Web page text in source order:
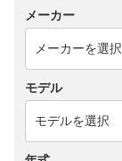
メーカー
モデル